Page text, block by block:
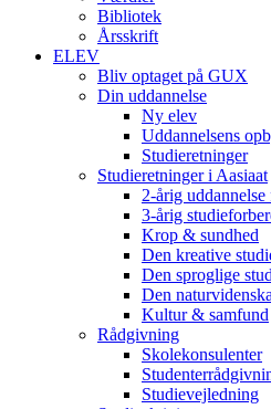
Bibliotek
Årsskrift
ELEV
Bliv optaget på GUX
Din uddannelse
Ny elev
Uddannelsens
Studieretninger
Studieretninger i Aasiaat
2-årig
3-årig
Krop & sundhed
Den kreative
Den sproglige
Den
Kultur & samfund
Rådgivning
Skolekonsulenter
Studievejledning